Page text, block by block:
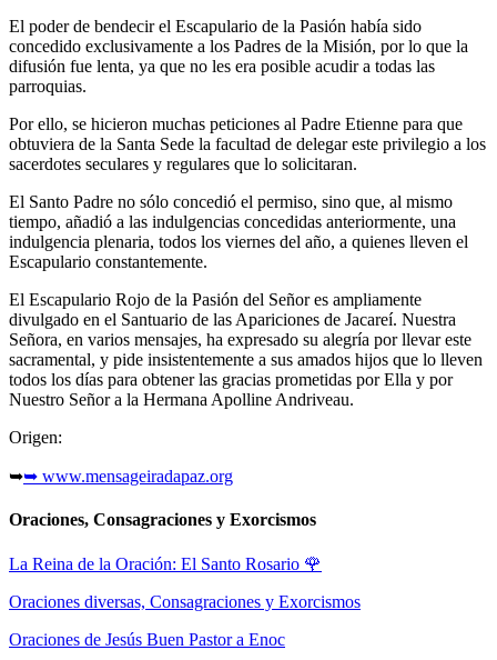
El poder de bendecir el Escapulario de la Pasión había sido
concedido exclusivamente a los Padres de la Misión, por lo que la
difusión fue lenta, ya que no les era posible acudir a todas las
parroquias.
Por ello, se hicieron muchas peticiones al Padre Etienne para que
obtuviera de la Santa Sede la facultad de delegar este privilegio a los
sacerdotes seculares y regulares que lo solicitaran.
El Santo Padre no sólo concedió el permiso, sino que, al mismo
tiempo, añadió a las indulgencias concedidas anteriormente, una
indulgencia plenaria, todos los viernes del año, a quienes lleven el
Escapulario constantemente.
El Escapulario Rojo de la Pasión del Señor es ampliamente
divulgado en el Santuario de las Apariciones de Jacareí. Nuestra
Señora, en varios mensajes, ha expresado su alegría por llevar este
sacramental, y pide insistentemente a sus amados hijos que lo lleven
todos los días para obtener las gracias prometidas por Ella y por
Nuestro Señor a la Hermana Apolline Andriveau.
Origen:
➥➥ www.mensageiradapaz.org
Oraciones, Consagraciones y Exorcismos
La Reina de la Oración: El Santo Rosario 🌹
Oraciones diversas, Consagraciones y Exorcismos
Oraciones de Jesús Buen Pastor a Enoc